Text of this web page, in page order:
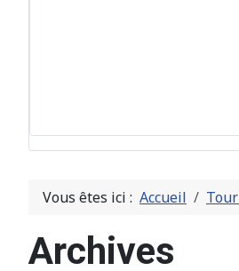
Vous êtes ici : Accueil
Archives